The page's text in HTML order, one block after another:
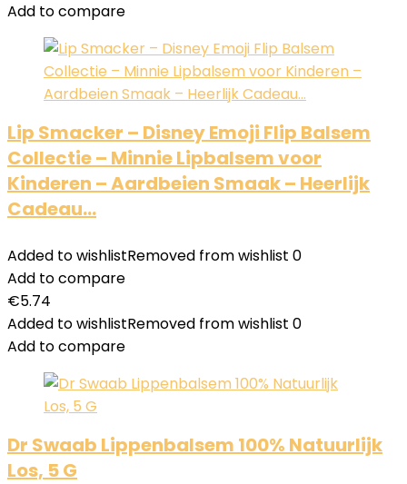
Add to compare
Lip Smacker – Disney Emoji Flip Balsem
Collectie – Minnie Lipbalsem voor
Kinderen – Aardbeien Smaak – Heerlijk
Cadeau…
Added to wishlistRemoved from wishlist 0
Add to compare
€5.74
Added to wishlistRemoved from wishlist 0
Add to compare
Dr Swaab Lippenbalsem 100% Natuurlijk
Los, 5 G